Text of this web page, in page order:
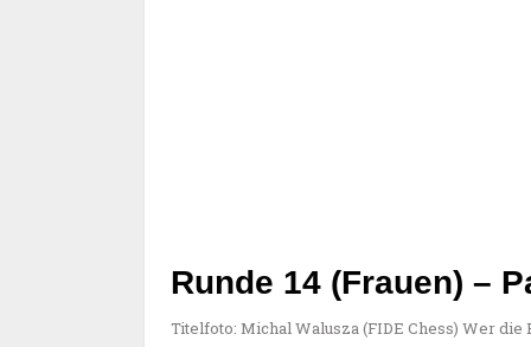
Runde 14 (Frauen) –
Titelfoto: Michal Walusza (FIDE Chess) Wer die